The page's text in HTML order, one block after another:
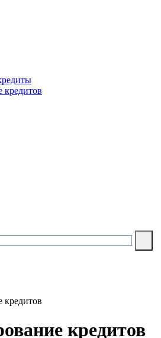
кредитов
кредитов
кредитов